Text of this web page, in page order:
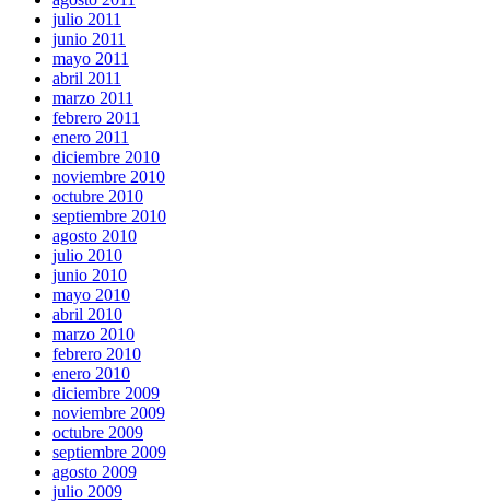
julio 2011
junio 2011
mayo 2011
abril 2011
marzo 2011
febrero 2011
enero 2011
diciembre 2010
noviembre 2010
octubre 2010
septiembre 2010
agosto 2010
julio 2010
junio 2010
mayo 2010
abril 2010
marzo 2010
febrero 2010
enero 2010
diciembre 2009
noviembre 2009
octubre 2009
septiembre 2009
agosto 2009
julio 2009